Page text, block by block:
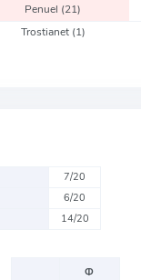
Penuel (21)
Trostianet (1)
7/20
6/20
14/20
Ф